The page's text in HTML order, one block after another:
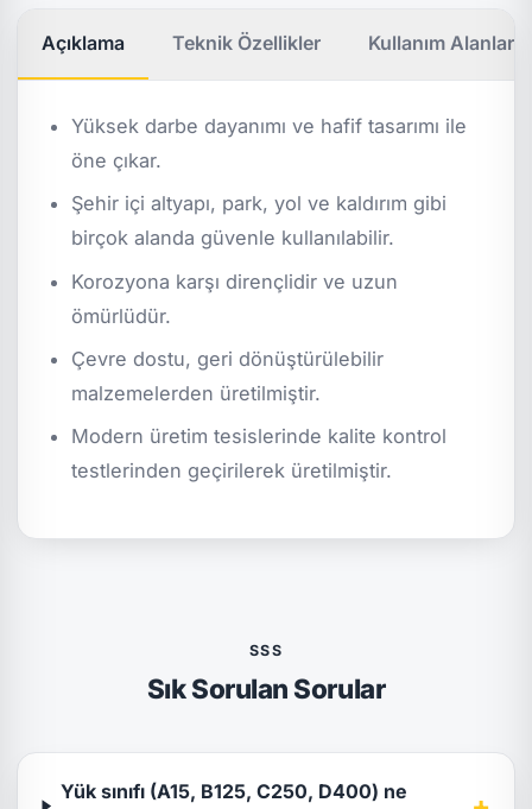
Açıklama Teknik Özellikler Kullanım Alanları
Yüksek darbe dayanımı ve hafif tasarımı ile
öne çıkar.
Şehir içi altyapı, park, yol ve kaldırım gibi
birçok alanda güvenle kullanılabilir.
Korozyona karşı dirençlidir ve uzun
ömürlüdür.
Çevre dostu, geri dönüştürülebilir
malzemelerden üretilmiştir.
Modern üretim tesislerinde kalite kontrol
testlerinden geçirilerek üretilmiştir.
SSS
Sık Sorulan Sorular
Yük sınıfı (A15, B125, C250, D400) ne